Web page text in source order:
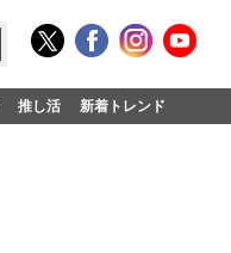
推し活 新着トレンド